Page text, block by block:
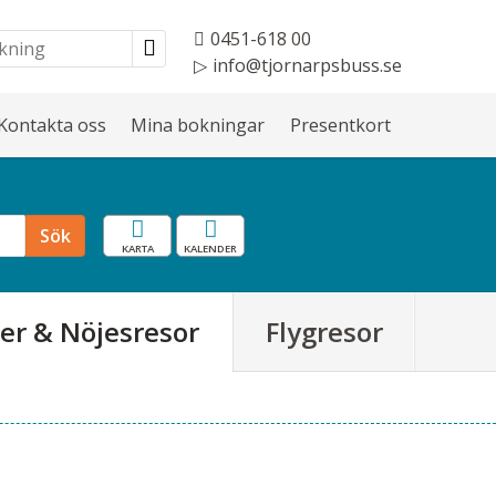
0451-618 00
info@tjornarpsbuss.se
oss Mina bokningar Presentkort
Sök
KartaResekalender
& Nöjesresor Flygresor